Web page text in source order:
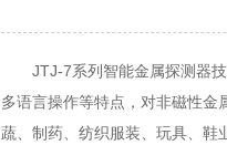
JTJ-7系列智能金属探测器技
多语言操作等特点，对非磁性金
蔬、制药、纺织服装、玩具、